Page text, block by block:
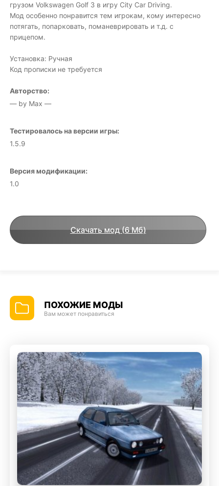
грузом Volkswagen Golf 3 в игру City Car Driving.
Мод особенно понравится тем игрокам, кому интересно
потягать, попарковать, поманеврировать и т.д. с
прицепом.
Установка: Ручная
Код прописки не требуется
Авторство:
— by Max —
Тестировалось на версии игры:
1.5.9
Версия модификации:
1.0
Скачать мод (6 Мб)
ПОХОЖИЕ МОДЫ
Вам может понравиться